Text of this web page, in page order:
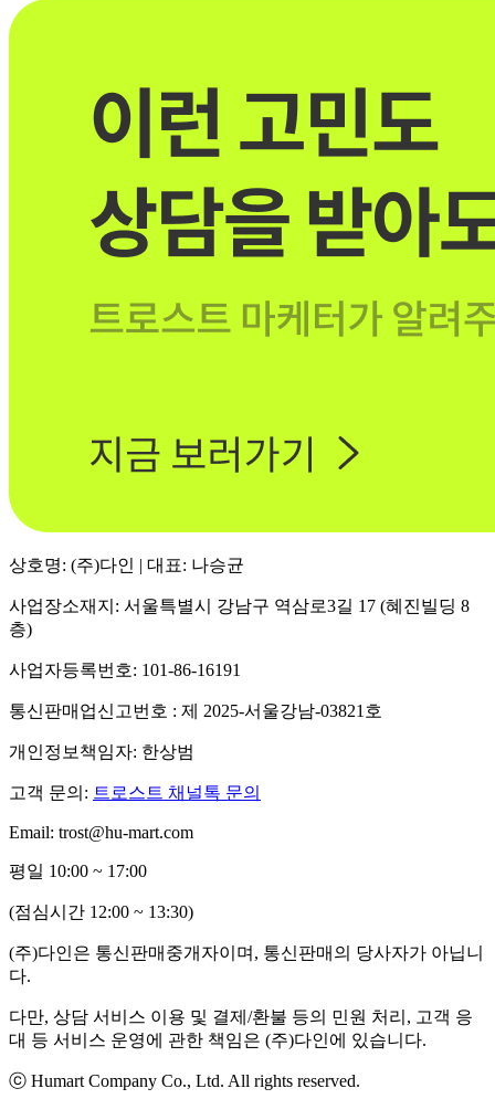
상호명: (주)다인 | 대표: 나승균
사업장소재지: 서울특별시 강남구 역삼로3길 17 (혜진빌딩 8
층)
사업자등록번호: 101-86-16191
통신판매업신고번호 : 제 2025-서울강남-03821호
개인정보책임자: 한상범
고객 문의: 트로스트 채널톡 문의
Email: trost@hu-mart.com
평일 10:00 ~ 17:00
(점심시간 12:00 ~ 13:30)
(주)다인은 통신판매중개자이며, 통신판매의 당사자가 아닙니
다.
다만, 상담 서비스 이용 및 결제/환불 등의 민원 처리, 고객 응
대 등 서비스 운영에 관한 책임은 (주)다인에 있습니다.
ⓒ Humart Company Co., Ltd. All rights reserved.